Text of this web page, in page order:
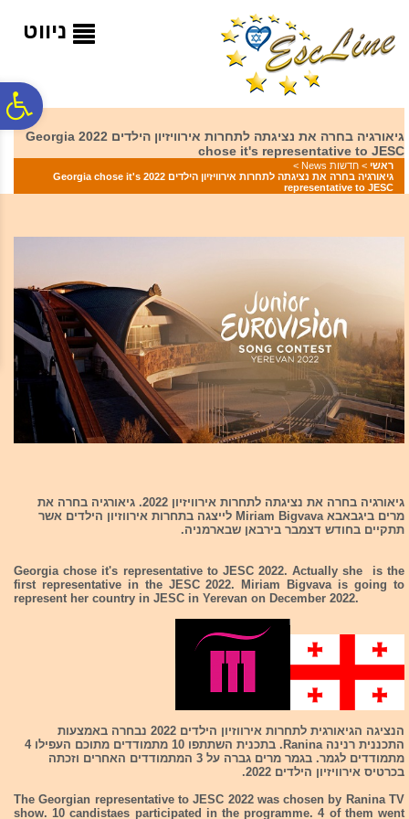
המרכזי
ניווט
גיאורגיה בחרה את נציגתה לתחרות אירוויזיון הילדים 2022 Georgia
chose it's representative to JESC
ראשי > חדשות News
>
גיאורגיה בחרה את נציגתה לתחרות אירוויזיון הילדים 2022 Georgia chose it's
representative to JESC
גיאורגיה בחרה את נציגתה לתחרות אירוויזיון 2022. גיאורגיה בחרה את
מרים ביגבאבא Miriam Bigvava לייצגה בתחרות אירווזיון הילדים אשר
תתקיים בחודש דצמבר בירבאן שבארמניה.
Georgia chose it's representative to JESC 2022. Actually she is the
first representative in the JESC 2022. Miriam Bigvava is going to
represent her country in JESC in Yerevan on December 2022.
הנציגה הגיאורגית לתחרות אירווזיון הילדים 2022 נבחרה באמצעות
התכננית רנינה Ranina. בתכנית השתתפו 10 מתמודדים מתוכם העפילו 4
מתמודדים לגמר. בגמר מרים גברה על 3 המתמודדים האחרים וזכתה
בכרטיס אירוויזיון הילדים 2022.
The Georgian representative to JESC 2022 was chosen by Ranina TV
show. 10 candistaes participated in the programme. 4 of them went